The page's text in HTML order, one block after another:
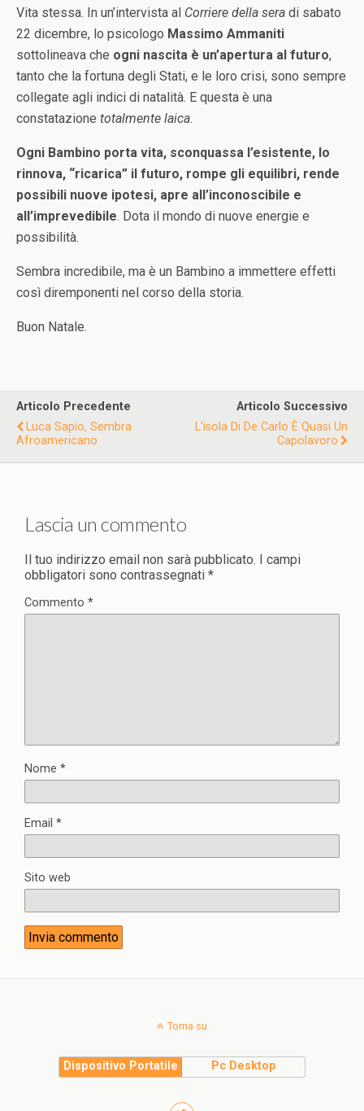
Vita stessa. In un’intervista al Corriere della sera di sabato
22 dicembre, lo psicologo Massimo Ammaniti
sottolineava che ogni nascita è un’apertura al futuro,
tanto che la fortuna degli Stati, e le loro crisi, sono sempre
collegate agli indici di natalità. E questa è una
constatazione totalmente laica.
Ogni Bambino porta vita, sconquassa l’esistente, lo
rinnova, “ricarica” il futuro, rompe gli equilibri, rende
possibili nuove ipotesi, apre all’inconoscibile e
all’imprevedibile. Dota il mondo di nuove energie e
possibilità.
Sembra incredibile, ma è un Bambino a immettere effetti
così diremponenti nel corso della storia.
Buon Natale.
Articolo Precedente
Luca Sapio, Sembra
Afroamericano
Articolo Successivo
L'isola Di De Carlo È Quasi Un
Capolavoro
Lascia un commento
Il tuo indirizzo email non sarà pubblicato. I campi
obbligatori sono contrassegnati *
Commento *
Nome *
Email *
Sito web
Torna su
Dispositivo Portatile Pc Desktop